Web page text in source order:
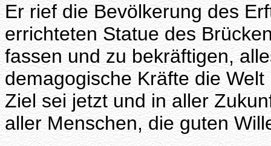
Er rief die Bevölkerung des
errichteten Statue des
fassen und zu bekräftigen,
demagogische Kräfte die
Ziel sei jetzt und in aller
aller Menschen, die guten